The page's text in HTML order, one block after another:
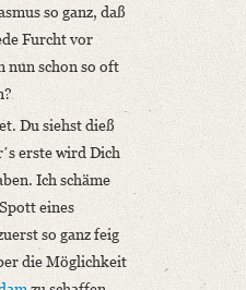
so ganz, daß
Furcht vor
nun schon so oft
Du siehst dieß
erste wird Dich
Ich schäme
eines
so ganz feig
die Möglichkeit